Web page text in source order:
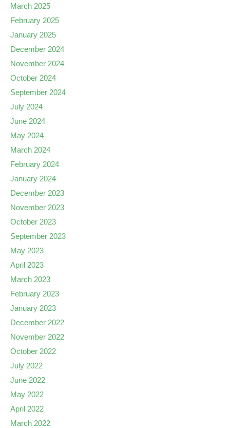
March 2025
February 2025
January 2025
December 2024
November 2024
October 2024
September 2024
July 2024
June 2024
May 2024
March 2024
February 2024
January 2024
December 2023
November 2023
October 2023
September 2023
May 2023
April 2023
March 2023
February 2023
January 2023
December 2022
November 2022
October 2022
July 2022
June 2022
May 2022
April 2022
March 2022